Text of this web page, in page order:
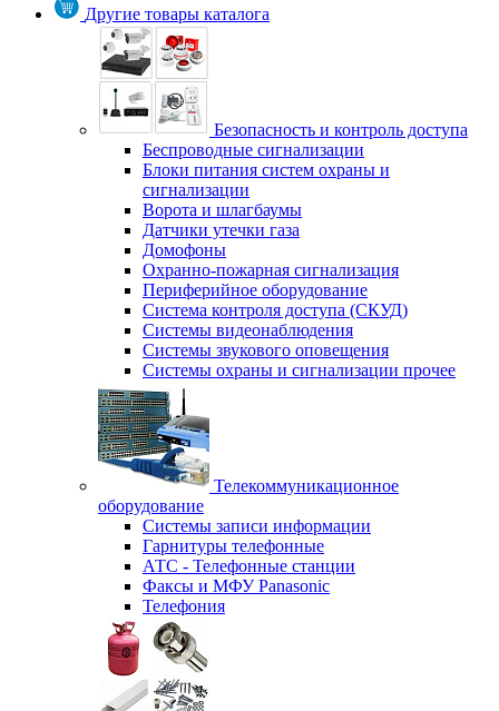
Другие товары каталога
Безопасность и контроль доступа
Беспроводные сигнализации
Блоки питания систем охраны и
сигнализации
Ворота и шлагбаумы
Датчики утечки газа
Домофоны
Охранно-пожарная сигнализация
Периферийное оборудование
Система контроля доступа (СКУД)
Системы видеонаблюдения
Системы звукового оповещения
Системы охраны и сигнализации прочее
Телекоммуникационное
оборудование
Системы записи информации
Гарнитуры телефонные
АТС - Телефонные станции
Факсы и МФУ Panasonic
Телефония